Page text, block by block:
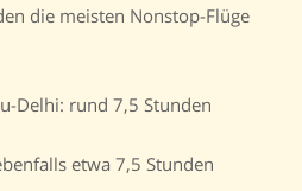
die meisten Nonstop-Flüge
Delhi: rund 7,5 Stunden
etwa 7,5 Stunden